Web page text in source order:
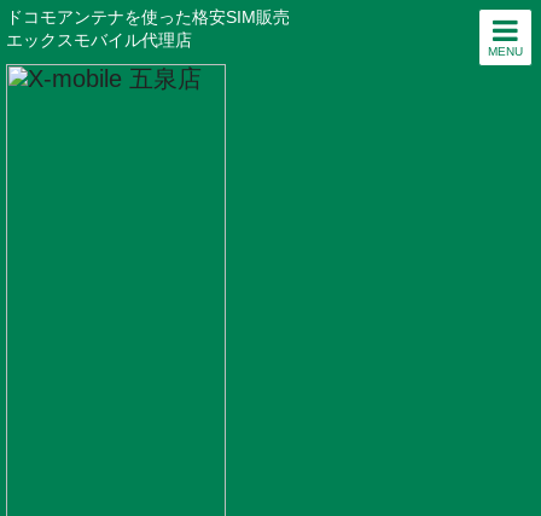
MENU
ドコモアンテナを使った格安SIM販売
エックスモバイル代理店